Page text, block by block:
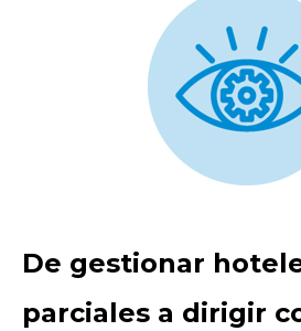
De gestionar
parciales a dirigir